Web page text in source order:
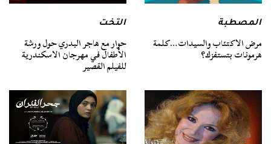
المصطبة
مرض الاكتئاب والسيدات…كلمة
هرمونات بتستفزك؟
التخت
حوار مع هاجر البدري حول ورشة
الأطفال في مهرجان الاسكندرية
للفيلم القصير